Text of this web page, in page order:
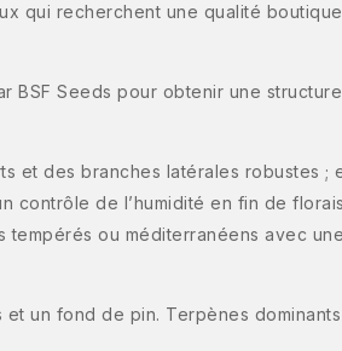
qui recherchent une qualité
BSF Seeds pour obtenir une
et des branches latérales robustes ;
contrôle de l’humidité en fin de
ou méditerranéens avec
un fond de pin. Terpènes